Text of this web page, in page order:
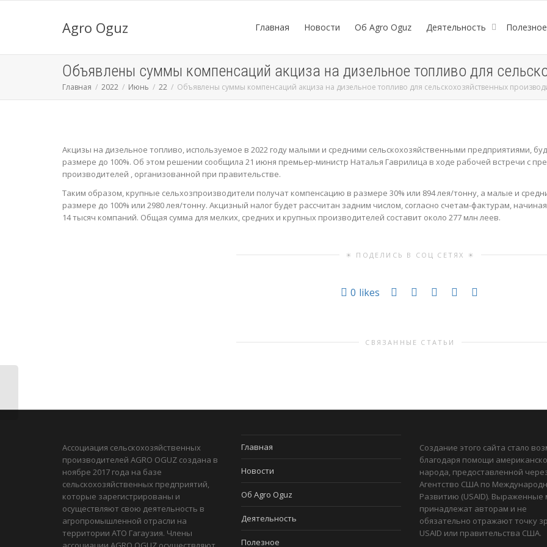
Agro Oguz Главная Новости Об Agro Oguz Деятельность Полезное
Объявлены суммы компенсаций акциза на дизельное топливо для
Главная 2022 Июнь 22 Объявлены суммы компенсаций акциза на дизельное топливо для сельскохозяйственных
Акцизы на дизельное топливо, используемое в 2022 году малыми и средними сельскохозяйственными предприятиями,
размере до 100%. Об этом решении сообщила 21 июня премьер-министр Наталья Гаврилица в ходе рабочей встречи с
производителей , организованной при правительстве.
Таким образом, крупные сельхозпроизводители получат компенсацию в размере 30% или 894 лея/тонну, а малые и
размере до 100% или 2980 лея/тонну. Акцизный налог будет рассчитан задним числом, согласно счетам-фактурам,
14 тысяч компаний. Общая сумма для мелких, средних и крупных производителей составит около 277 млн ​​леев.
☀ ПОДЕЛИСЬ В СОЦ СЕТЯХ ☀
0 likes
СВЯЗАННЫЕ СТАТЬИ
Ассоциация сельскохозяйственных
производителей AGRO OGUZ создана в
ноябре 2017 года на базе
сельскохозяйственных предприятий,
которые зарегистрированы и
осуществляют свою деятельность в
агропромышленной отрасли на
территории АТО Гагаузия. Члены
Главная
Новости
Об Agro Oguz
Деятельность
Полезное
Создание этого сайта стало
благодаря помощи
народа, предоставленной
Агентство США по
Развитию (USAID). Выраженные
принадлежат авторам и не
обязательно отражают точку
USAID или правительства США.